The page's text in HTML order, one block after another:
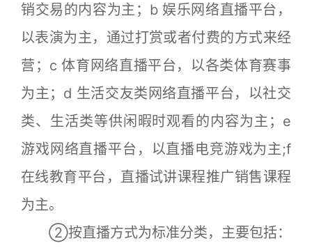
销交易的内容为主；b 娱乐网络直播平台，
以表演为主，通过打赏或者付费的方式来经
营；c 体育网络直播平台，以各类体育赛事
为主；d 生活交友类网络直播平台，以社交
类、生活类等供闲暇时观看的内容为主；e
游戏网络直播平台，以直播电竞游戏为主;f
在线教育平台，直播试讲课程推广销售课程
为主。
②按直播方式为标准分类，主要包括：